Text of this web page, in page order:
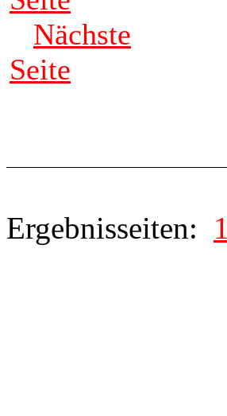
Nächste
Seite
Ergebnisseiten: 1